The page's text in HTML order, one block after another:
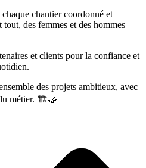
chantier coordonné et
des femmes et des hommes
et clients pour la confiance et
des projets ambitieux, avec
métier. 🏗️🤝